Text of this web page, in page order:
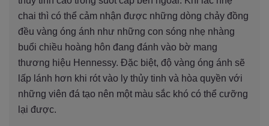
chai thì có thể cảm nhận được những dòng chảy đồng
đều vàng óng ánh như những con sóng nhẹ nhàng
buổi chiều hoàng hôn đang đánh vào bờ mang
thương hiệu Hennessy. Đặc biệt, độ vàng óng ánh sẽ
lấp lánh hơn khi rót vào ly thủy tinh và hòa quyền với
những viên đá tạo nên một màu sắc khó có thể cưỡng
lại được.